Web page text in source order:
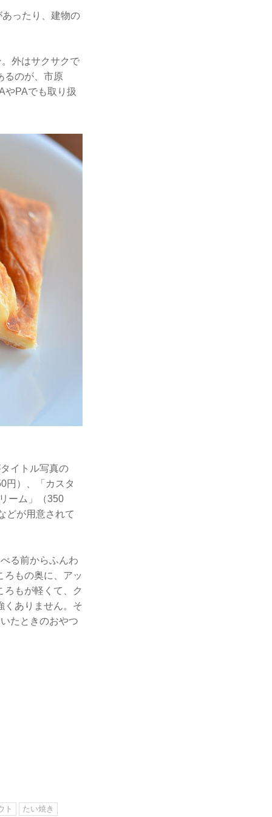
ったり、建物の
外はサクサクで
るのが、市原
やPAでも取り扱
イトル写真の
円）、「カスタ
ーム」（350
どが用意されて
る前からふんわ
もの奥に、アッ
もが軽くて、ク
くありません。そ
たときのおやつ
ト たい焼き